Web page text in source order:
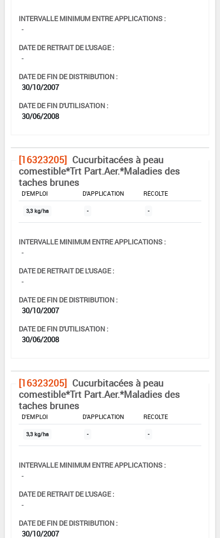
INTERVALLE MINIMUM ENTRE APPLICATIONS :
-
DATE DE RETRAIT DE L'USAGE :
-
DATE DE FIN DE DISTRIBUTION :
30/10/2007
DATE DE FIN D'UTILISATION :
30/06/2008
[16323205] Cucurbitacées à peau
comestible*Trt Part.Aer.*Maladies des
taches brunes
DOSE MAX
D'EMPLOI
D'APPLICATION
RÉCOLTE
3,3 kg/ha - -
INTERVALLE MINIMUM ENTRE APPLICATIONS :
-
DATE DE RETRAIT DE L'USAGE :
-
DATE DE FIN DE DISTRIBUTION :
30/10/2007
DATE DE FIN D'UTILISATION :
30/06/2008
[16323205] Cucurbitacées à peau
comestible*Trt Part.Aer.*Maladies des
taches brunes
DOSE MAX
D'EMPLOI
D'APPLICATION
RÉCOLTE
3,3 kg/ha - -
INTERVALLE MINIMUM ENTRE APPLICATIONS :
-
DATE DE RETRAIT DE L'USAGE :
-
DATE DE FIN DE DISTRIBUTION :
30/10/2007